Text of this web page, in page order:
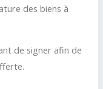
des biens à
de signer afin de